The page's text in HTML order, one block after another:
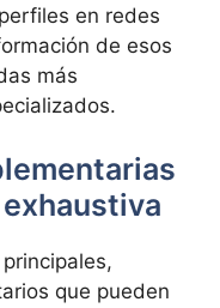
en redes
de esos
más
que pueden